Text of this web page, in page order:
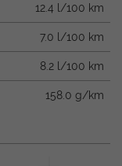
12.4 l/100 km
7.0 l/100 km
8.2 l/100 km
158.0 g/km